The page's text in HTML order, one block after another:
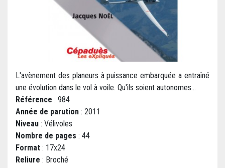
L'avènement des planeurs à puissance embarquée a entraîné
une évolution dans le vol à voile. Qu'ils soient autonomes...
Référence : 984
Année de parution : 2011
Niveau : Vélivoles
Nombre de pages : 44
Format : 17x24
Reliure : Broché